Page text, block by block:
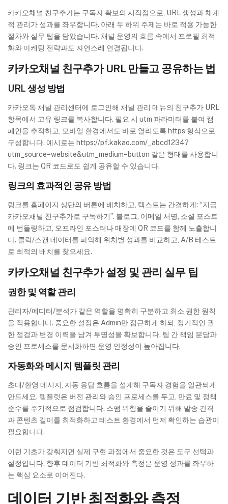
카카오채널 친구추가는 구독자 확보의 시작점으로, URL 생성과 체계
적 관리가 성과를 좌우합니다. 아래 두 하위 주제는 바로 적용 가능한
절차와 실무 팁을 담았습니다. 채널 운영의 흐름 속에서 프로필 최적
화와 마케팅 전략과도 자연스레 연결됩니다.
카카오채널 친구추가 URL 만들고 공유하는 법
URL 생성 방법
카카오톡 채널 관리센터에 로그인해 채널 관리 메뉴의 친구추가 URL
항목에서 고유 링크를 복사합니다. 필요 시 utm 파라미터를 붙여 캠
페인을 추적하고, 모바일 환경에서도 바로 열리도록 https 형식으로
구성합니다. 예시로는 https://pf.kakao.com/_abcd1234?
utm_source=website&utm_medium=button 같은 형태를 사용합니
다. 링크는 QR 코드로도 쉽게 공유할 수 있습니다.
링크의 효과적인 공유 방법
링크를 홈페이지 상단의 버튼에 배치하고, 텍스트는 간결하게: “지금
카카오채널 친구추가로 구독하기”. 블로그, 이메일 서명, 소셜 포스트
에 번들링하고, 오프라인 포스터나 매장에 QR 코드를 함께 노출합니
다. 클릭/스캔 데이터를 파악해 위치별 성과를 비교하고, A/B 테스트
로 최적의 배치를 찾으세요.
카카오채널 친구추가 설정 및 관리 실무 팁
권한 및 역할 관리
관리자/에디터/분석가 같은 역할을 명확히 구분하고 최소 권한 원칙
을 적용합니다. 중요한 설정은 Admin만 접근하게 하되, 정기적인 권
한 점검과 변경 이력을 남겨 투명성을 확보합니다. 팀 간 책임 분담과
승인 프로세스를 문서화하면 운영 안정성이 높아집니다.
자동화와 메시지 템플릿 관리
초대/환영 메시지, 자동 응답 흐름을 설계해 구독자 경험을 일관되게
만드세요. 템플릿은 버전 관리와 승인 프로세스를 두고, 만료 및 정책
준수를 주기적으로 점검합니다. 스팸 위험을 줄이기 위해 발송 간격
과 콘텐츠 길이를 최적화하고 테스트 환경에서 먼저 확인하는 습관이
필요합니다.
이런 기초가 갖춰지면 실제 구현 과정에서 중요한 것은 도구 선택과
설정입니다. 향후 데이터 기반 최적화와 측정은 운영 성과를 좌우하
는 핵심 요소로 이어진다.
데이터 기반 최적화와 측정